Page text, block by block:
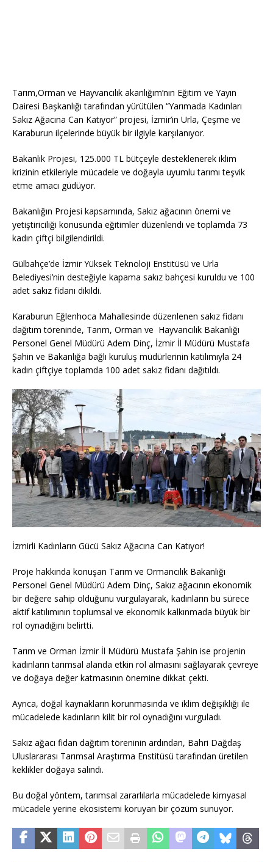
Tarım,Orman ve Hayvancılık akanlığım’nın Eğitim ve Yayın
Dairesi Başkanlığı tarafından yürütülen “Yarımada Kadınları
Sakız Ağacına Can Katıyor” projesi, İzmir’in Urla, Çeşme ve
Karaburun ilçelerinde büyük bir ilgiyle karşılanıyor.
Bakanlık Projesi, 125.000 TL bütçeyle desteklenerek iklim
krizinin etkileriyle mücadele ve doğayla uyumlu tarımı teşvik
etme amacı güdüyor.
Bakanlığın Projesi kapsamında, Sakız ağacının önemi ve
yetiştiriciliği konusunda eğitimler düzenlendi ve toplamda 73
kadın çiftçi bilgilendirildi.
Gülbahçe’de İzmir Yüksek Teknoloji Enstitüsü ve Urla
Belediyesi’nin desteğiyle kapama sakız bahçesi kuruldu ve 100
adet sakız fidanı dikildi.
Karaburun Eğlenhoca Mahallesinde düzenlenen sakız fidanı
dağıtım töreninde, Tarım, Orman ve Hayvancılık Bakanlığı
Personel Genel Müdürü Adem Dinç, İzmir İl Müdürü Mustafa
Şahin ve Bakanlığa bağlı kuruluş müdürlerinin katılımıyla 24
kadın çiftçiye toplamda 100 adet sakız fidanı dağıtıldı.
İzmirli Kadınların Gücü Sakız Ağacına Can Katıyor!
Proje hakkında konuşan Tarım ve Ormancılık Bakanlığı
Personel Genel Müdürü Adem Dinç, Sakız ağacının ekonomik
bir değere sahip olduğunu vurgulayarak, kadınların bu sürece
aktif katılımının toplumsal ve ekonomik kalkınmada büyük bir
rol oynadığını belirtti.
Tarım ve Orman İzmir İl Müdürü Mustafa Şahin ise projenin
kadınların tarımsal alanda etkin rol almasını sağlayarak çevreye
ve doğaya değer katmasının önemine dikkat çekti.
Ayrıca, doğal kaynakların korunmasında ve iklim değişikliği ile
mücadelede kadınların kilit bir rol oynadığını vurguladı.
Sakız ağacı fidan dağıtım töreninin ardından, Bahri Dağdaş
Uluslararası Tarımsal Araştırma Enstitüsü tarafından üretilen
keklikler doğaya salındı.
Bu doğal yöntem, tarımsal zararlılarla mücadelede kimyasal
mücadele yerine ekosistemi koruyan bir çözüm sunuyor.